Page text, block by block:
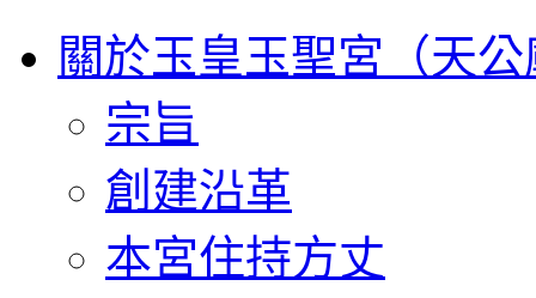
關於玉皇玉聖宮（天
宗旨
創建沿革
本宮住持方丈